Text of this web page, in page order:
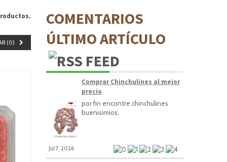
(0)
COMENTARIOS
ÚLTIMO ARTÍCULO
Comprar Chinchulines al mejor
precio
por fin encontre chinchulines
buenisimios,
Jul 7, 2026